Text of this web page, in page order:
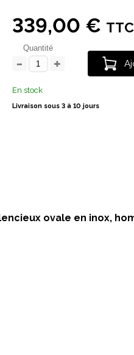
339,00 € TTC
Quantité
En stock
Livraison sous 3 à 10 jours
ovale en inox,